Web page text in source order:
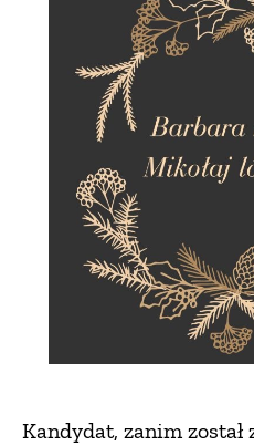
Kandydat, zanim został
ZWIERZĘTA